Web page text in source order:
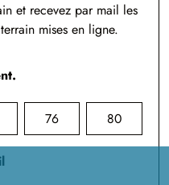
et recevez par mail les
mises en ligne.
76 80